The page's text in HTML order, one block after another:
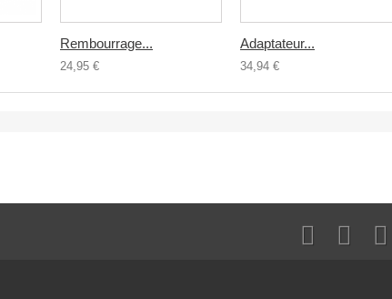
Rembourrage...
24,95 €
Adaptateur...
34,94 €